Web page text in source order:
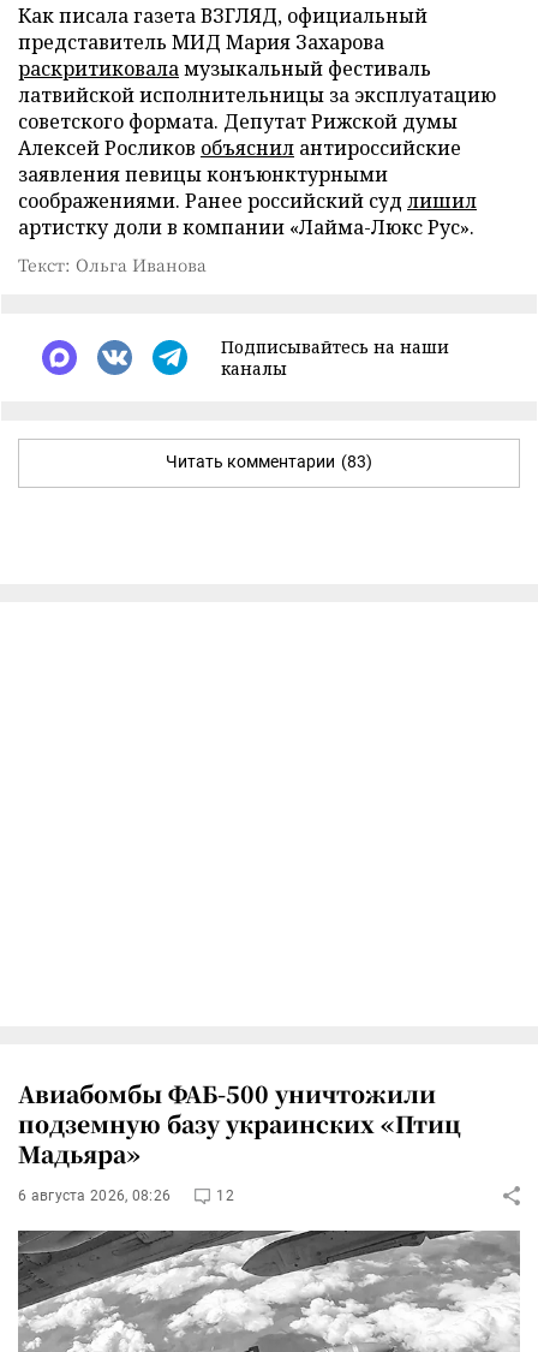
Как писала газета ВЗГЛЯД, официальный
представитель МИД Мария Захарова
раскритиковаламузыкальный фестиваль
латвийской исполнительницы за эксплуатацию
советского формата. Депутат Рижской думы
Алексей Росликов объяснил антироссийские
заявления певицы конъюнктурными
соображениями. Ранее российский суд лишил
артистку доли в компании «Лайма-Люкс Рус».
Текст: Ольга Иванова
Подписывайтесь на наши
каналы
Читать комментарии (83)
Авиабомбы ФАБ-500 уничтожили
подземную базу украинских «Птиц
Мадьяра»
6 августа 2026, 08:26 12